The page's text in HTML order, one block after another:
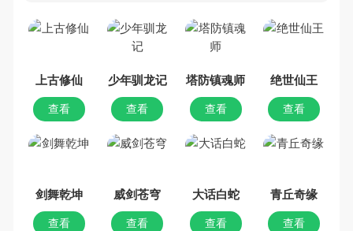
侠手机游戏有哪些呢？游戏今天，
乐途下载站小编芒果味的怪咖给大
集，欢迎大家前来选择下载体验
上古修仙
查看
少年驯龙记
查看
塔防镇魂师
查看
绝世仙王
查看
剑舞乾坤
查看
威剑苍穹
查看
大话白蛇
查看
青丘奇缘
查看